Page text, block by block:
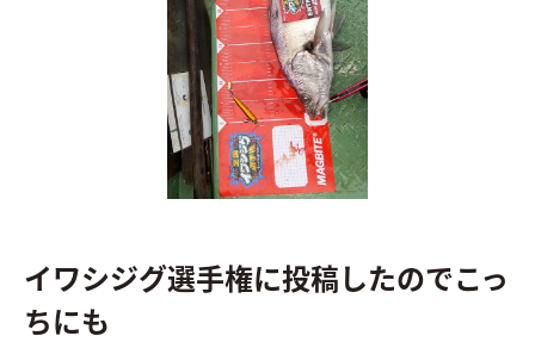
イワシジグ選手権に投稿したのでこっ
ちにも